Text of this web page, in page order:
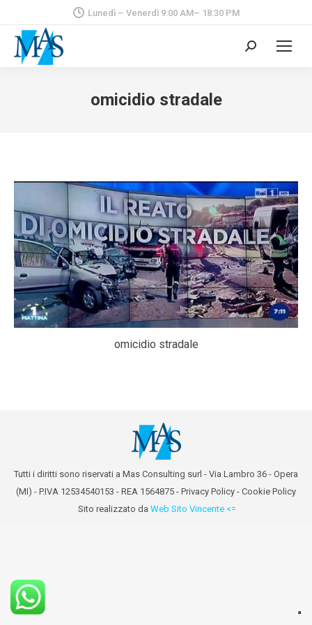
Lunedì – Venerdì 9:00 AM– 18:30 PM
Cerca:
omicidio stradale
omicidio stradale
Tutti i diritti sono riservati a Mas Consulting surl - Via Lambro 36 - Opera
(MI) - P.IVA 12534540153 - REA 1564875 - Privacy Policy - Cookie Policy
Sito realizzato da Web Sito Vincente <=